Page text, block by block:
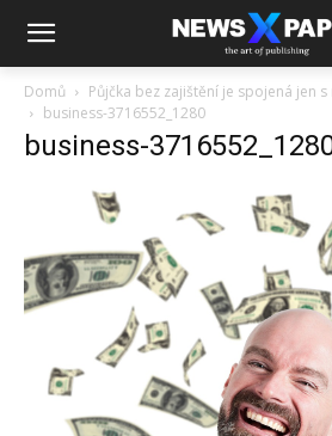
Domů
Půjčka bez zajištění je spojená jen
business-3716552_1280
business-